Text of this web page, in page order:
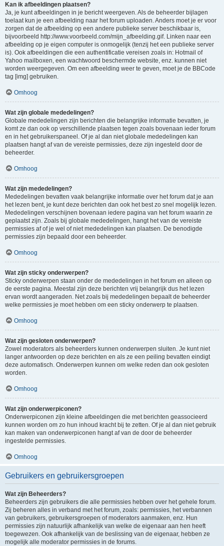
Kan ik afbeeldingen plaatsen?
Ja, je kunt afbeeldingen in je bericht weergeven. Als de beheerder bijlagen
toelaat kun je een afbeelding naar het forum uploaden. Anders moet je er voor
zorgen dat de afbeelding op een andere publieke server beschikbaar is,
bijvoorbeeld http://www.voorbeeld.com/mijn_afbeelding.gif. Linken naar een
afbeelding op je eigen computer is onmogelijk (tenzij het een publieke server
is). Ook afbeeldingen die een authentificatie vereisen zoals in: Hotmail of
Yahoo mailboxen, een wachtwoord beschermde website, enz. kunnen niet
worden weergegeven. Om een afbeelding weer te geven, moet je de BBCode
tag [img] gebruiken.
Omhoog
Wat zijn globale mededelingen?
Globale mededelingen zijn berichten die belangrijke informatie bevatten, je
komt ze dan ook op verschillende plaatsen tegen zoals bovenaan ieder forum
en in het gebruikerspaneel. Of je al dan niet globale mededelingen kan
plaatsen hangt af van de vereiste permissies, deze zijn ingesteld door de
beheerder.
Omhoog
Wat zijn mededelingen?
Mededelingen bevatten vaak belangrijke informatie over het forum dat je aan
het lezen bent, je kunt deze berichten dan ook het best zo snel mogelijk lezen.
Mededelingen verschijnen bovenaan iedere pagina van het forum waarin ze
geplaatst zijn. Zoals bij globale mededelingen, hangt het van de vereiste
permissies af of je wel of niet mededelingen kan plaatsen. De benodigde
permissies zijn bepaald door een beheerder.
Omhoog
Wat zijn sticky onderwerpen?
Sticky onderwerpen staan onder de mededelingen in het forum en alleen op
de eerste pagina. Meestal zijn deze berichten vrij belangrijk dus het lezen
ervan wordt aangeraden. Net zoals bij mededelingen bepaalt de beheerder
welke permissies je moet hebben om een sticky onderwerp te plaatsen.
Omhoog
Wat zijn gesloten onderwerpen?
Zowel moderators als beheerders kunnen onderwerpen sluiten. Je kunt niet
langer antwoorden op deze berichten en als ze een peiling bevatten eindigt
deze automatisch. Onderwerpen kunnen om welke reden dan ook gesloten
worden.
Omhoog
Wat zijn onderwerpiconen?
Onderwerpiconen zijn kleine afbeeldingen die met berichten geassocieerd
kunnen worden om zo hun inhoud kracht bij te zetten. Of je al dan niet gebruik
kan maken van onderwerpiconen hangt af van de door de beheerder
ingestelde permissies.
Omhoog
Gebruikers en gebruikersgroepen
Wat zijn Beheerders?
Beheerders zijn gebruikers die alle permissies hebben over het gehele forum.
Zij beheren alles in verband met het forum, zoals: permissies, het verbannen
van gebruikers, gebruikersgroepen of moderators aanmaken, enz. Hun
permissies zijn natuurlijk afhankelijk van welke de eigenaar aan hen heeft
toegewezen. Ook afhankelijk van de beslissing van de eigenaar, hebben ze
mogelijk alle moderator permissies in de forums.